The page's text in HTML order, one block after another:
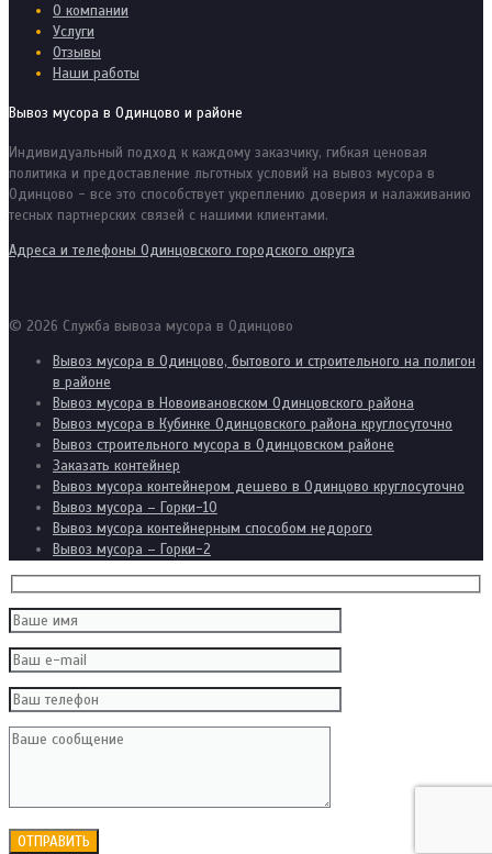
О компании
Услуги
Отзывы
Наши работы
Вывоз мусора в Одинцово и районе
Индивидуальный подход к каждому заказчику, гибкая ценовая
политика и предоставление льготных условий на вывоз мусора в
Одинцово - все это способствует укреплению доверия и налаживанию
тесных партнерских связей с нашими клиентами.
Адреса и телефоны Одинцовского городского округа
© 2026 Служба вывоза мусора в Одинцово
Вывоз мусора в Одинцово, бытового и строительного на полигон
в районе
Вывоз мусора в Новоивановском Одинцовского района
Вывоз мусора в Кубинке Одинцовского района круглосуточно
Вывоз строительного мусора в Одинцовском районе
Заказать контейнер
Вывоз мусора контейнером дешево в Одинцово круглосуточно
Вывоз мусора – Горки-10
Вывоз мусора контейнерным способом недорого
Вывоз мусора – Горки-2